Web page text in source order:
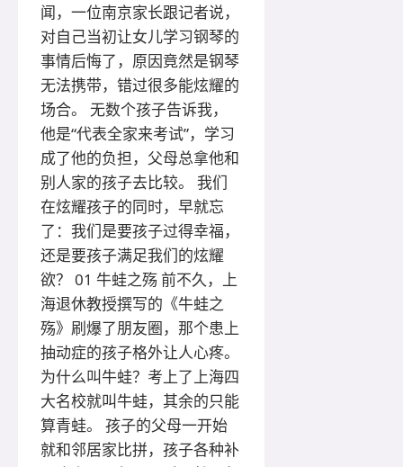
闻，一位南京家长跟记者说，
对自己当初让女儿学习钢琴的
事情后悔了，原因竟然是钢琴
无法携带，错过很多能炫耀的
场合。 无数个孩子告诉我，
他是“代表全家来考试”，学习
成了他的负担，父母总拿他和
别人家的孩子去比较。 我们
在炫耀孩子的同时，早就忘
了：我们是要孩子过得幸福，
还是要孩子满足我们的炫耀
欲？ 01 牛蛙之殇 前不久，上
海退休教授撰写的《牛蛙之
殇》刷爆了朋友圈，那个患上
抽动症的孩子格外让人心疼。
为什么叫牛蛙？考上了上海四
大名校就叫牛蛙，其余的只能
算青蛙。 孩子的父母一开始
就和邻居家比拼，孩子各种补